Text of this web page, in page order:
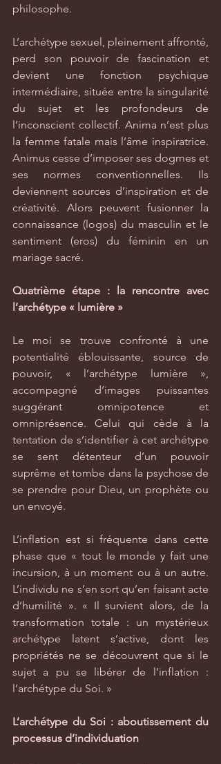
philosophe.
L’archétype sexuel, pleinement affronté,
perd son pouvoir de fascination et
devient une fonction psychique
intermédiaire, située entre la singularité
du sujet et les profondeurs de
l’inconscient collectif. Anima n’est plus
la femme fatale mais l’âme inspiratrice.
Animus cesse d’imposer ses dogmes et
ses normes conventionnelles. Ils
deviennent sources d’inspiration et de
créativité. Alors peuvent fusionner la
connaissance (logos) du masculin et le
sentiment (eros) du féminin en un
mariage sacré.
Quatrième étape : la rencontre avec
l’archétype « lumière »
Le moi se trouve confronté à une
potentialité éblouissante, source de
pouvoir, « l’archétype lumière »,
accompagné d’images puissantes
suggérant omnipotence et
omniprésence. Celui qui cède à la
tentation de s’identifier à cet archétype
se sent détenteur d’un pouvoir
suprême et tombe dans la psychose de
se prendre pour Dieu, un prophète ou
un envoyé.
L’inflation est si fréquente dans cette
phase que « tout le monde y fait une
incursion, à un moment ou à un autre.
L’individu ne s’en sort qu’en faisant acte
d’humilité ». « Il survient alors, de la
transformation totale : un mystérieux
archétype latent s’active, dont les
propriétés ne se découvrent que si le
sujet a pu se libérer de l’inflation :
l’archétype du Soi. »
L’archétype du Soi : aboutissement du
processus d’individuation